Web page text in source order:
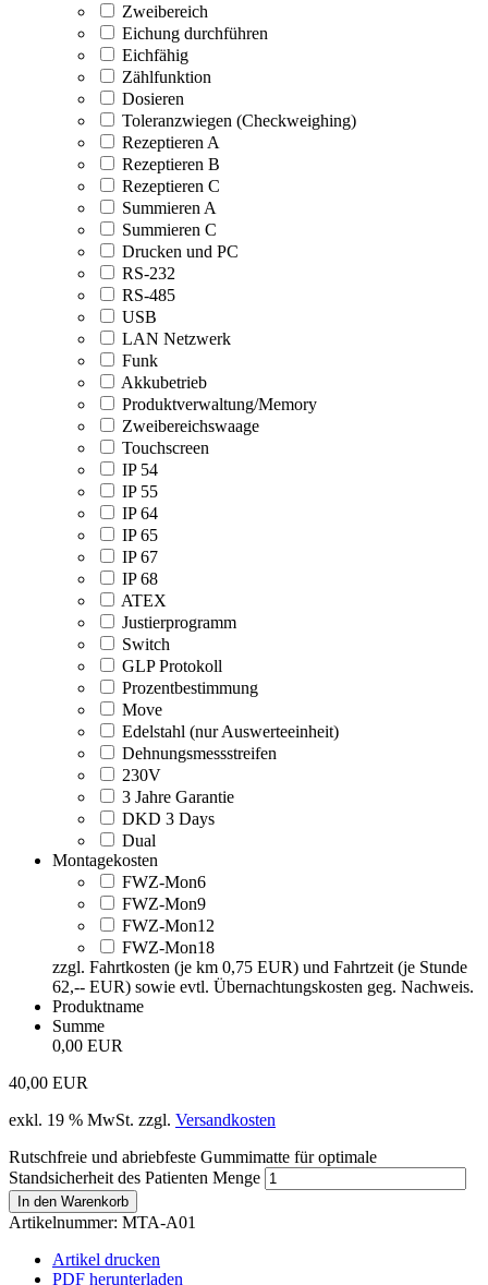
Zweibereich
Eichung durchführen
Eichfähig
Zählfunktion
Dosieren
Toleranzwiegen (Checkweighing)
Rezeptieren A
Rezeptieren B
Rezeptieren C
Summieren A
Summieren C
Drucken und PC
RS-232
RS-485
USB
LAN Netzwerk
Funk
Akkubetrieb
Produktverwaltung/Memory
Zweibereichswaage
Touchscreen
IP 54
IP 55
IP 64
IP 65
IP 67
IP 68
ATEX
Justierprogramm
Switch
GLP Protokoll
Prozentbestimmung
Move
Edelstahl (nur Auswerteeinheit)
Dehnungsmessstreifen
230V
3 Jahre Garantie
DKD 3 Days
Dual
Montagekosten
FWZ-Mon6
FWZ-Mon9
FWZ-Mon12
FWZ-Mon18
zzgl. Fahrtkosten (je km 0,75 EUR) und Fahrtzeit (je Stunde
62,-- EUR) sowie evtl. Übernachtungskosten geg. Nachweis.
Produktname
Summe
0,00 EUR
40,00 EUR
exkl. 19 % MwSt. zzgl. Versandkosten
Rutschfreie und abriebfeste Gummimatte für optimale
Standsicherheit des Patienten Menge
In den Warenkorb
Artikelnummer: MTA-A01
Artikel drucken
PDF herunterladen